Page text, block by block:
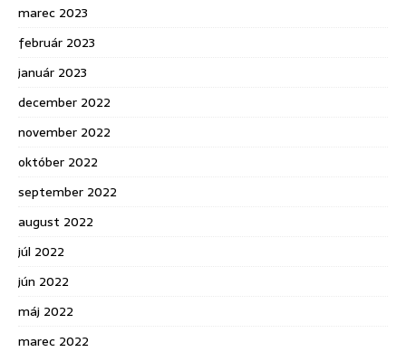
marec 2023
február 2023
január 2023
december 2022
november 2022
október 2022
september 2022
august 2022
júl 2022
jún 2022
máj 2022
marec 2022